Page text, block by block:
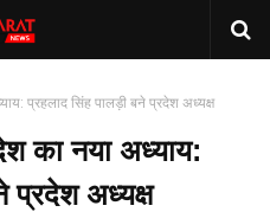
प्रहलाद सिंह पालड़ी बने प्रदेश अध्यक्ष
का नया अध्याय:
प्रदेश अध्यक्ष